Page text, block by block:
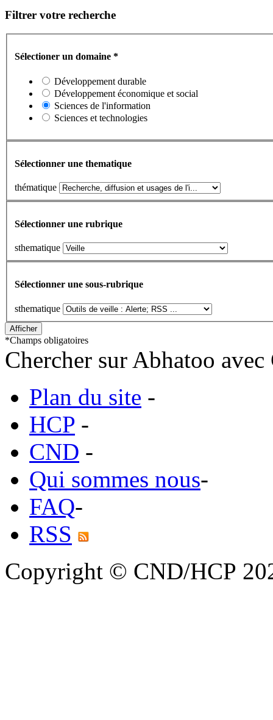
Filtrer votre recherche
Sélectioner un domaine *
Développement durable
Développement économique et social
Sciences de l'information
Sciences et technologies
Sélectionner une thematique
thématique
Sélectionner une rubrique
sthematique
Sélectionner une sous-rubrique
sthematique
*Champs obligatoires
Chercher sur Abhatoo
Plan du site -
HCP -
CND -
Qui sommes nous-
FAQ-
RSS
Copyright © CND/HCP